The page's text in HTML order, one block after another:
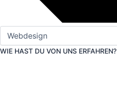
WIE HAST DU VON UNS ERFAHREN?